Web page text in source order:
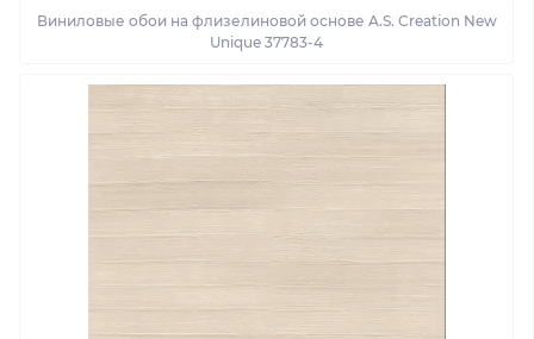
Виниловые обои на флизелиновой основе A.S. Creation New
Unique 37783-4